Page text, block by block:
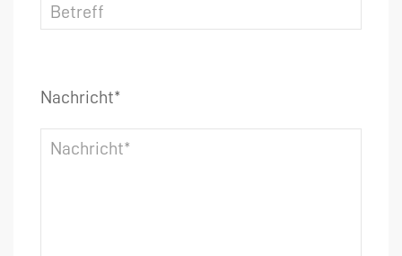
Nachricht*